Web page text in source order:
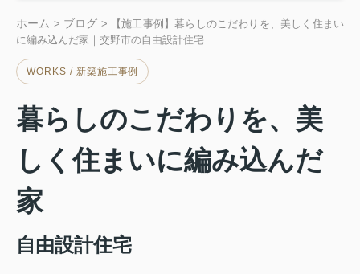
ホーム > ブログ >
【施工事例】暮らしのこだわりを、美しく住まい
に編み込んだ家｜交野市の自由設計住宅
WORKS / 新築施工事例
暮らしのこだわりを、美
しく住まいに編み込んだ
家
自由設計住宅